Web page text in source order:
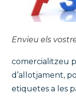
Envieu els
comercialitzeu
d’allotjament,
etiquetes a les